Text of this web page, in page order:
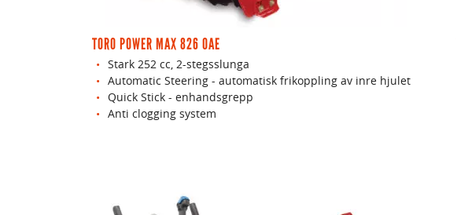
TORO POWER MAX 826 OAE
Stark 252 cc, 2-stegsslunga
Automatic Steering - automatisk frikoppling av inre hjulet
Quick Stick - enhandsgrepp
Anti clogging system